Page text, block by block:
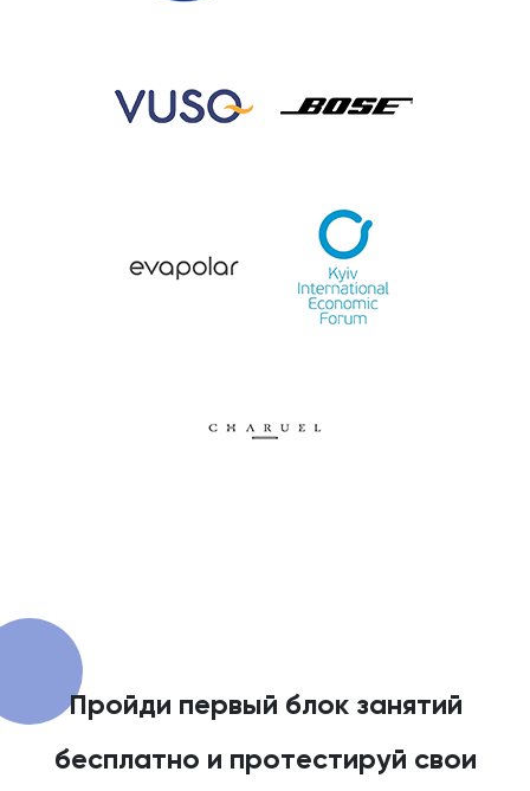
Пройди первый блок занятий
бесплатно и протестируй свои